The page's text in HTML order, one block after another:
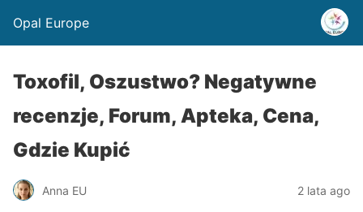
Opal Europe
Toxofil, Oszustwo? Negatywne
recenzje, Forum, Apteka, Cena,
Gdzie Kupić
Anna EU 2 lata ago